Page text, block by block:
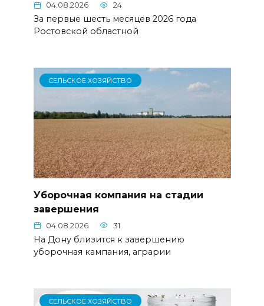
04.08.2026 24
За первые шесть месяцев 2026 года
Ростовской областной
СЕЛЬСКОЕ ХОЗЯЙСТВО
Уборочная компания на стадии
завершения
04.08.2026 31
На Дону близится к завершению
уборочная кампания, аграрии
СЕЛЬСКОЕ ХОЗЯЙСТВО